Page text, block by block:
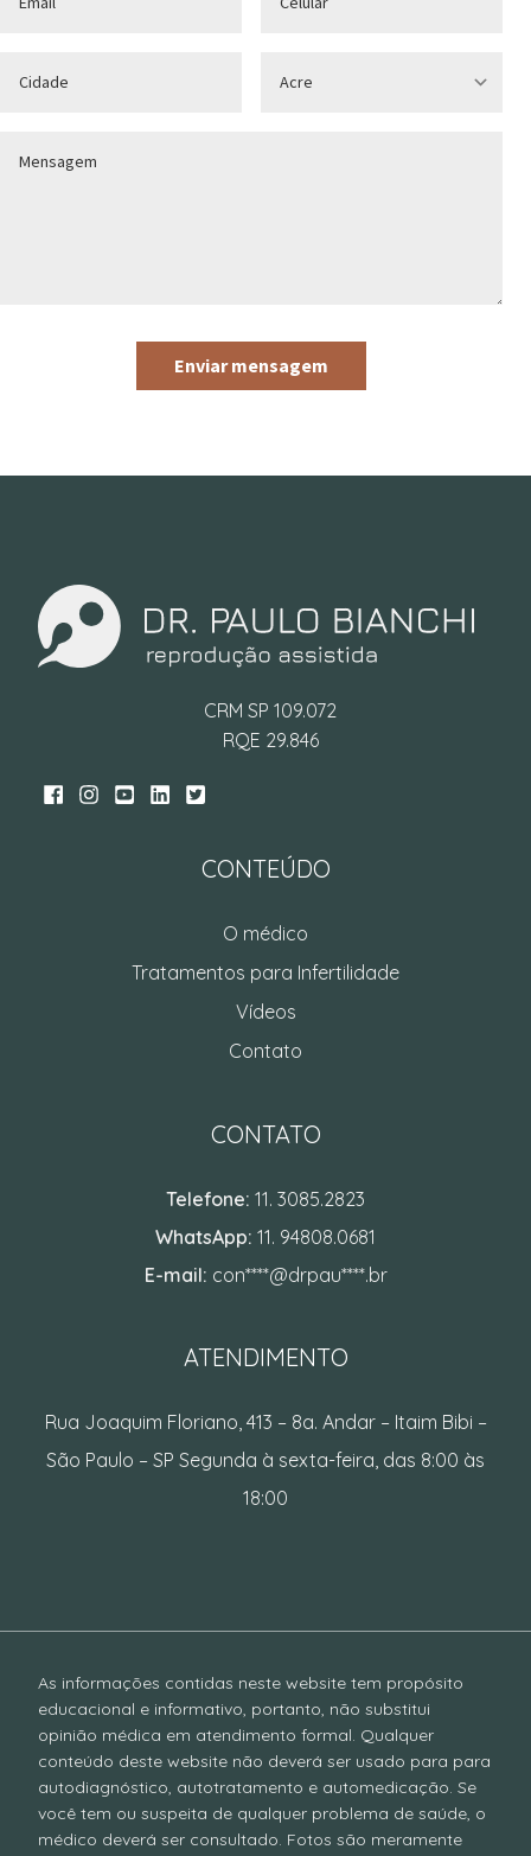
Enviar mensagem
CRM SP 109.072
RQE 29.846
CONTEÚDO
O médico
Tratamentos para Infertilidade
Vídeos
Contato
CONTATO
Telefone: 11. 3085.2823
WhatsApp: 11. 94808.0681
E-mail: con****@drpau****.br
ATENDIMENTO
Rua Joaquim Floriano, 413 – 8a. Andar – Itaim Bibi –
São Paulo – SP Segunda à sexta-feira, das 8:00 às
18:00
As informações contidas neste website tem propósito
educacional e informativo, portanto, não substitui
opinião médica em atendimento formal. Qualquer
conteúdo deste website não deverá ser usado para para
autodiagnóstico, autotratamento e automedicação. Se
você tem ou suspeita de qualquer problema de saúde, o
médico deverá ser consultado. Fotos são meramente